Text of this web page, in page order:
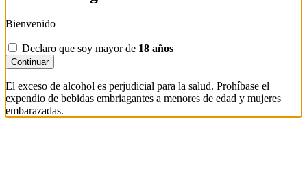
Bienvenido
Declaro que soy mayor de 18 años
Continuar
El exceso de alcohol es perjudicial para la salud. Prohíbase el
expendio de bebidas embriagantes a menores de edad y mujeres
embarazadas.